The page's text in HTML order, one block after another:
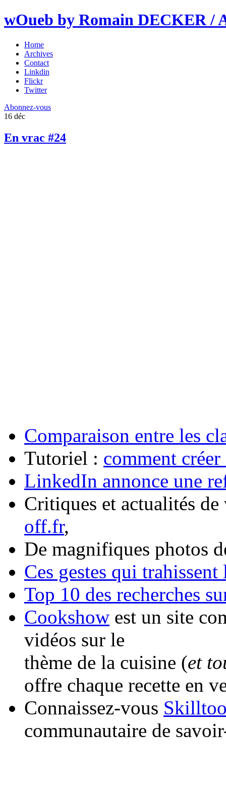
wOueb by Romain DECKER /
Home
Archives
Contact
Linkdin
Flickr
Twitter
Abonnez-vous
16 déc
En vrac #24
Comparaison entre les
Tutoriel : comment
LinkedIn annonce une
Critiques et actualités
off.fr,
De magnifiques photos
Ces gestes qui trahissent
Top 10 des recherches
Cookshow est un site
vidéos sur le
thème de la cuisine (et
offre chaque recette en
Connaissez-vous
communautaire de